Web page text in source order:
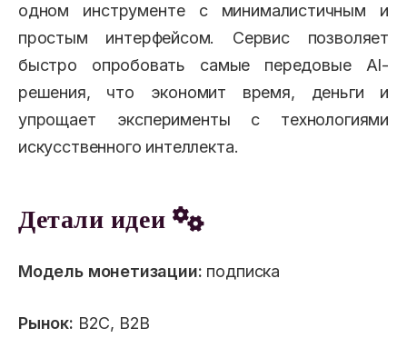
одном инструменте с минималистичным и
простым интерфейсом. Сервис позволяет
быстро опробовать самые передовые AI-
решения, что экономит время, деньги и
упрощает эксперименты с технологиями
искусственного интеллекта.
Детали идеи
Модель монетизации: подписка
Рынок: B2C, B2B